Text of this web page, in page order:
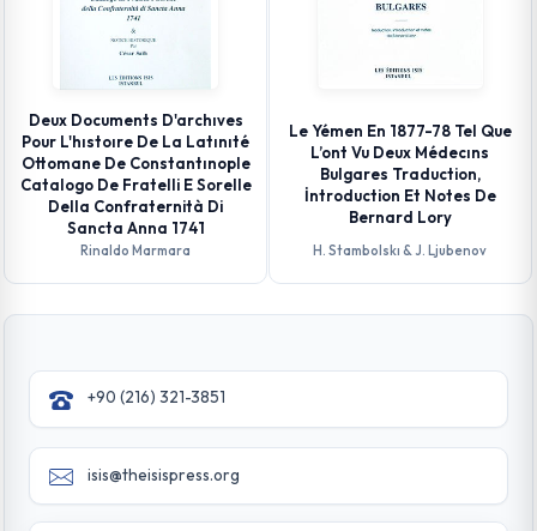
Deux Documents D'archıves
Pour L'hıstoıre De La Latınıté
Ottomane De Constantınople
Catalogo De Fratelli E Sorelle
Della Confraternità Di
Sancta Anna 1741
Rinaldo Marmara
Le Yémen En 1877-78 Tel Que
L’ont Vu Deux Médecıns
Bulgares Traduction,
İntroduction Et Notes De
Bernard Lory
H. Stambolskı & J. Ljubenov
+90 (216) 321-3851
isis@theisispress.org